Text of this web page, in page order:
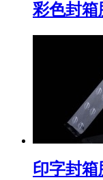
彩色封箱
印字封箱